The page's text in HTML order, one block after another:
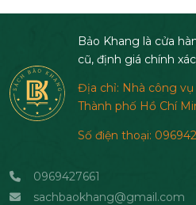
Bảo Khang là cửa
cũ, định giá chính
Địa chỉ: Nhà công
Thành phố Hồ Chí
Số điện thoại:
0969427661
sachbaokhang@gmail.com